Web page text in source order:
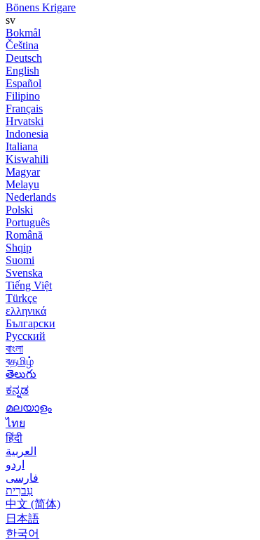
Bönens Krigare
sv
Bokmål
Čeština
Deutsch
English
Español
Filipino
Français
Hrvatski
Indonesia
Italiana
Kiswahili
Magyar
Melayu
Nederlands
Polski
Português
Română
Shqip
Suomi
Svenska
Tiếng Việt
Türkçe
ελληνικά
Български
Русский
বাংলা
বதமிழ்
తెలుగు
ಕನ್ನಡ
മലയാളം
ไทย
हिंदी
العربية
اردو
فارسی
עִברִית
中文 (简体)
日本語
한국어